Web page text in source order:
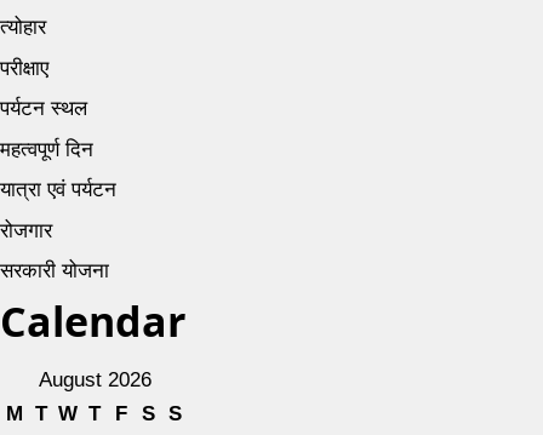
त्योहार
परीक्षाए
पर्यटन स्थल
महत्वपूर्ण दिन
यात्रा एवं पर्यटन
रोजगार
सरकारी योजना
Calendar
August 2026
M T W T F S
S